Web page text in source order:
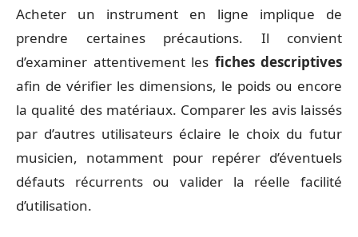
Acheter un instrument en ligne implique de
prendre certaines précautions. Il convient
d’examiner attentivement les fiches descriptives
afin de vérifier les dimensions, le poids ou encore
la qualité des matériaux. Comparer les avis laissés
par d’autres utilisateurs éclaire le choix du futur
musicien, notamment pour repérer d’éventuels
défauts récurrents ou valider la réelle facilité
d’utilisation.